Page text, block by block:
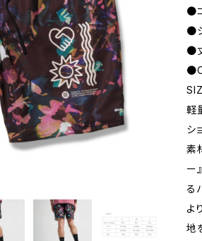
●
●
●
軽
シ
素
ー
る
よ
地